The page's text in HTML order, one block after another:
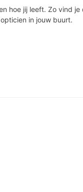
hoe jij leeft. Zo vind
in jouw buurt.